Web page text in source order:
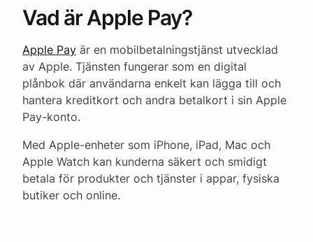
Vad är Apple Pay?
Apple Pay är en mobilbetalningstjänst utvecklad
av Apple. Tjänsten fungerar som en digital
plånbok där användarna enkelt kan lägga till och
hantera kreditkort och andra betalkort i sin Apple
Pay-konto.
Med Apple-enheter som iPhone, iPad, Mac och
Apple Watch kan kunderna säkert och smidigt
betala för produkter och tjänster i appar, fysiska
butiker och online.